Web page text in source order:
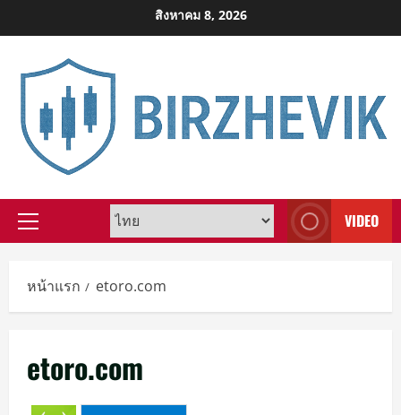
to
สิงหาคม 8, 2026
Primary
VIDEO
หน้าแรก etoro.com
etoro.com